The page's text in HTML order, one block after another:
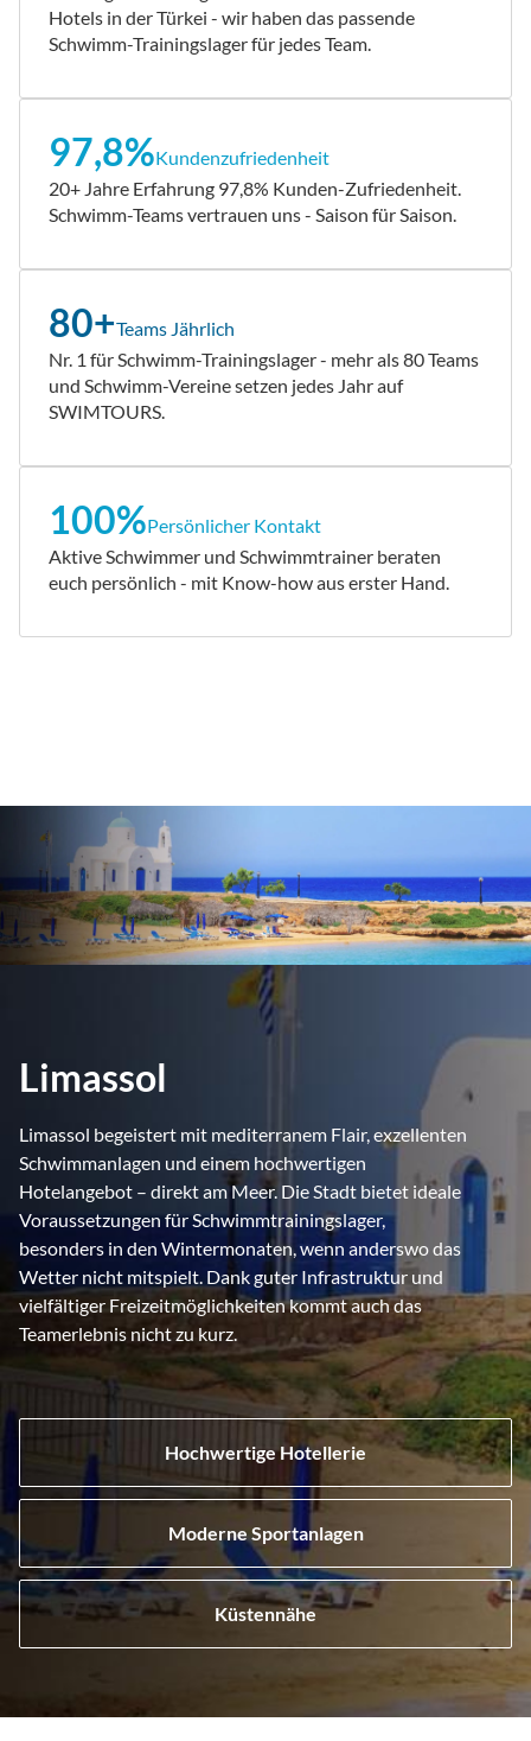
Hotels in der Türkei - wir haben das passende
Schwimm-Trainingslager für jedes Team.
97,8%Kundenzufriedenheit
20+ Jahre Erfahrung 97,8% Kunden-Zufriedenheit.
Schwimm-Teams vertrauen uns - Saison für Saison.
80+Teams Jährlich
Nr. 1 für Schwimm-Trainingslager - mehr als 80 Teams
und Schwimm-Vereine setzen jedes Jahr auf
SWIMTOURS.
100%Persönlicher Kontakt
Aktive Schwimmer und Schwimmtrainer beraten
euch persönlich - mit Know-how aus erster Hand.
Limassol
Limassol begeistert mit mediterranem Flair, exzellenten
Schwimmanlagen und einem hochwertigen
Hotelangebot – direkt am Meer. Die Stadt bietet ideale
Voraussetzungen für Schwimmtrainingslager,
besonders in den Wintermonaten, wenn anderswo das
Wetter nicht mitspielt. Dank guter Infrastruktur und
vielfältiger Freizeitmöglichkeiten kommt auch das
Teamerlebnis nicht zu kurz.
Hochwertige Hotellerie
Moderne Sportanlagen
Küstennähe